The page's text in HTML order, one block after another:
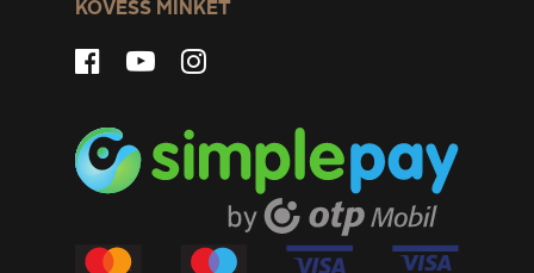
KÖVESS MINKET